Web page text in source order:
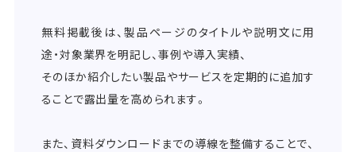
無料掲載後は、製品ページのタイトルや説明文に用
途・対象業界を明記し、事例や導入実績、
そのほか紹介したい製品やサービスを定期的に追加す
ることで露出量を高められます。
また、資料ダウンロードまでの導線を整備することで、